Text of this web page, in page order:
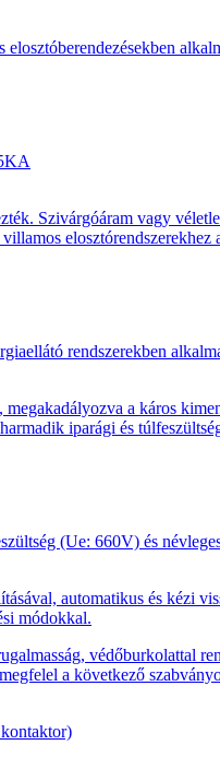
Szivárgóáram vagy
rendszerekben
a káros
iparági és
(Ue: 660V) és
automatikus és kézi
módokkal.
védőburkolattal
a következő